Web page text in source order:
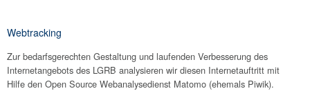
Webtracking
Zur bedarfsgerechten Gestaltung und laufenden Verbesserung des
Internetangebots des LGRB analysieren wir diesen Internetauftritt mit
Hilfe den Open Source Webanalysedienst Matomo (ehemals Piwik).